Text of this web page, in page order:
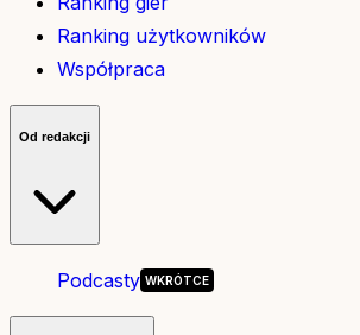
Ranking użytkowników
Współpraca
Od redakcji
Podcasty